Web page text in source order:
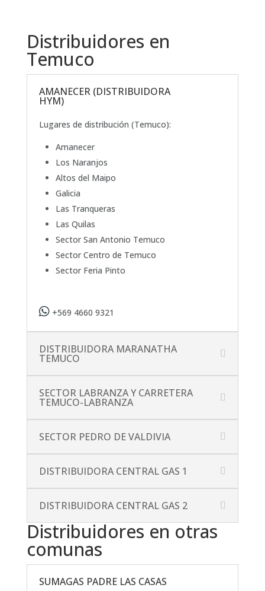
Distribuidores en
Temuco
AMANECER (DISTRIBUIDORA
HYM)
Lugares de distribución (Temuco):
Amanecer
Los Naranjos
Altos del Maipo
Galicia
Las Tranqueras
Las Quilas
Sector San Antonio Temuco
Sector Centro de Temuco
Sector Feria Pinto
+569 4660 9321
DISTRIBUIDORA MARANATHA
TEMUCO
SECTOR LABRANZA Y CARRETERA
TEMUCO-LABRANZA
SECTOR PEDRO DE VALDIVIA
DISTRIBUIDORA CENTRAL GAS 1
DISTRIBUIDORA CENTRAL GAS 2
Distribuidores en otras
comunas
SUMAGAS PADRE LAS CASAS